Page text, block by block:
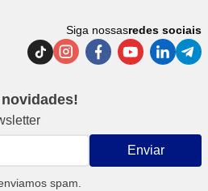
Siga nossasredes sociais
Enviar
spam.